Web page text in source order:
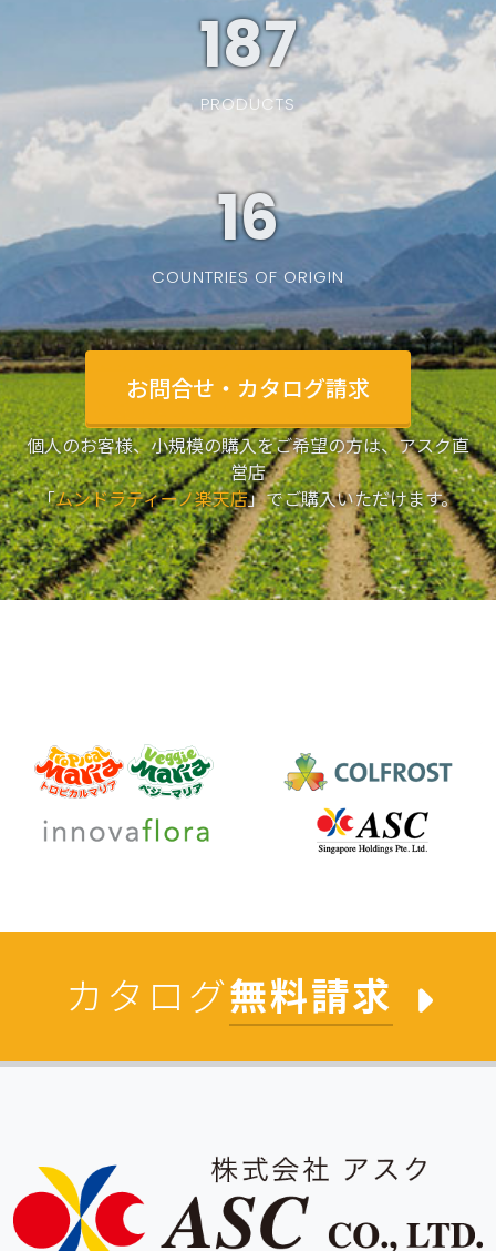
187
PRODUCTS
19
COUNTRIES OF ORIGIN
お問合せ・カタログ請求
個人のお客様、小規模の購入をご希望の方は、アスク直
営店
「ムンドラティーノ楽天店」でご購入いただけます。
カタログ無料請求